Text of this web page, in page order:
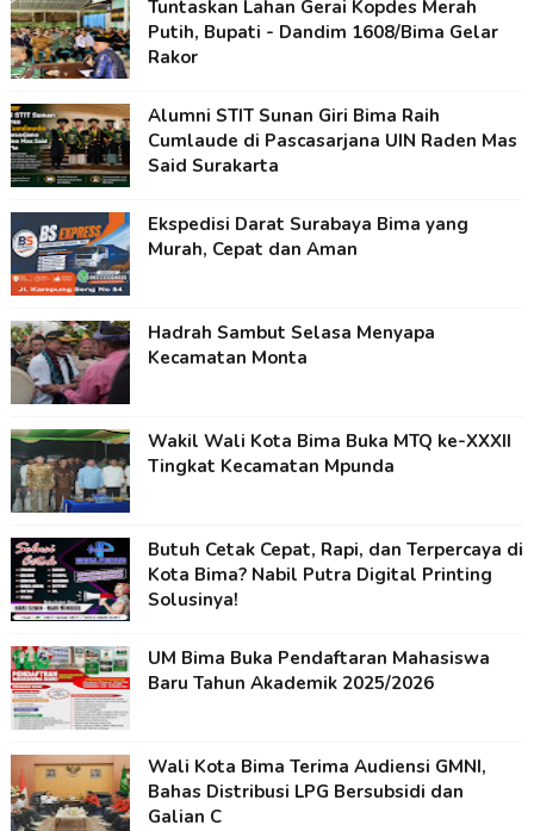
Tuntaskan Lahan Gerai Kopdes Merah
Putih, Bupati - Dandim 1608/Bima Gelar
Rakor
Alumni STIT Sunan Giri Bima Raih
Cumlaude di Pascasarjana UIN Raden Mas
Said Surakarta
Ekspedisi Darat Surabaya Bima yang
Murah, Cepat dan Aman
Hadrah Sambut Selasa Menyapa
Kecamatan Monta
Wakil Wali Kota Bima Buka MTQ ke-XXXII
Tingkat Kecamatan Mpunda
Butuh Cetak Cepat, Rapi, dan Terpercaya di
Kota Bima? Nabil Putra Digital Printing
Solusinya!
UM Bima Buka Pendaftaran Mahasiswa
Baru Tahun Akademik 2025/2026
Wali Kota Bima Terima Audiensi GMNI,
Bahas Distribusi LPG Bersubsidi dan
Galian C